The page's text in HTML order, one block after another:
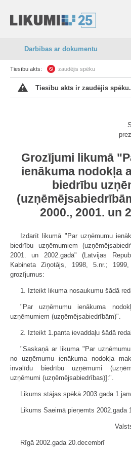
Darbības ar dokumentu
Tiesību akts: zaudējis spēku
Tiesību akts ir zaudējis spēku.
Grozījumi likumā
ienākuma nodokļa
biedrību
2000., 2001. un
Izdarīt likumā "Par uzņēmumu
biedrību uzņēmumiem
2001. un 2002.gadā" (Latvijas
Kabineta Ziņotājs, 1998, 5.nr.;
grozījumus:
1. Izteikt likuma nosaukumu šādā
"Par uzņēmumu ienākuma
uzņēmumiem (uzņēmējsabiedrībām)".
2. Izteikt 1.panta ievaddaļu šādā
"Saskaņā ar likuma "Par
no uzņēmumu ienākuma nodokļa
invalīdu biedrību uzņēmumi
uzņēmumi (uzņēmējsabiedrības)]:".
Likums stājas spēkā 2003.gada
Likums Saeimā pieņemts 2002.gada
Rīgā 2002.gada 20.decembrī